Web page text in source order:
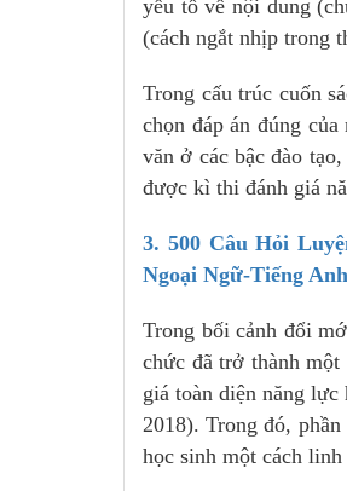
yếu tố về nội dung
(cách ngắt nhịp trong
Trong cấu trúc cuốn
chọn đáp án đúng
văn ở các bậc đào
được kì thi đánh giá
3. 500 Câu Hỏi
Ngoại Ngữ-Tiếng Anh
Trong bối cảnh đổi
chức đã trở thành một
giá toàn diện năng
2018). Trong đó,
học sinh một cách